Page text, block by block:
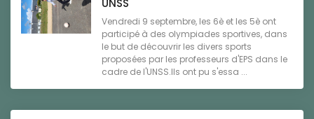
UNSS
Vendredi 9 septembre, les 6è et les 5è ont
participé à des olympiades sportives, dans
le but de découvrir les divers sports
proposées par les professeurs d'EPS dans le
cadre de l'UNSS.Ils ont pu s'essa ...